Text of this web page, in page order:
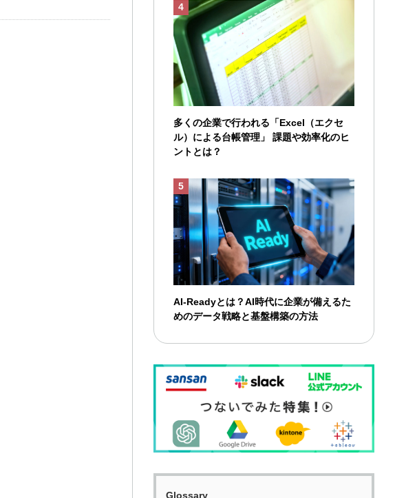
多くの企業で行われる「Excel（エクセ
ル）による台帳管理」 課題や効率化のヒ
ントとは？
AI-Readyとは？AI時代に企業が備えるた
めのデータ戦略と基盤構築の方法
Glossary